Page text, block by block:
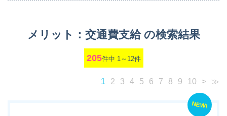
メリット：交通費支給 の検索結果
205件中 1～12件
1 2 3 4 5 6 7 8 9 10 > ≫
NEW!